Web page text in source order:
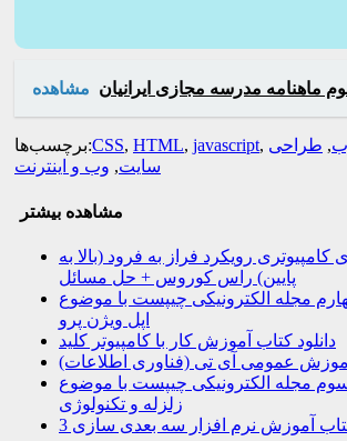
مشاهده ماهنامه مدرسه مجازی ایرانیان
برچسب‌ها:CSS, HTML, javascript, , طراحی
سایت, وب و اینترنت
مشاهده بیشتر
رویکرد فراز به فرود (بالا به
پایین) راس کوروس + حل مسائل
مجله الکترونیکی چیپست با موضوع
اپل ویژن پرو
دانلود کتاب آموزش کار با کامپیوتر کلید
آموزش عمومی آی تی (فناوری اطلاعات)
مجله الکترونیکی چیپست با موضوع
زلزله و تکنولوژی